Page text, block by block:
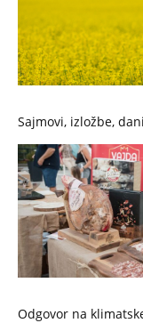
Sajmovi, izložbe,
Odgovor na